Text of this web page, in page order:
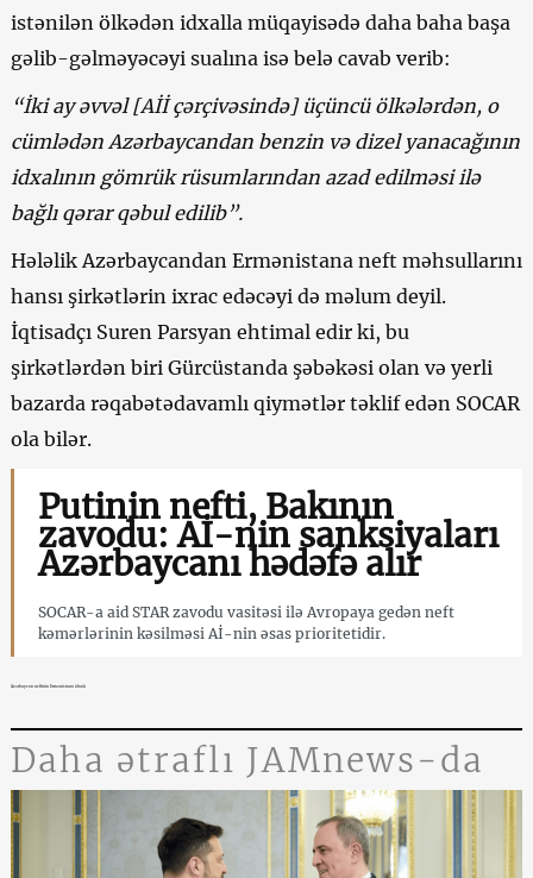
istənilən ölkədən idxalla müqayisədə daha baha başa
gəlib-gəlməyəcəyi sualına isə belə cavab verib:
“İki ay əvvəl [Aİİ çərçivəsində] üçüncü ölkələrdən, o
cümlədən Azərbaycandan benzin və dizel yanacağının
idxalının gömrük rüsumlarından azad edilməsi ilə
bağlı qərar qəbul edilib”.
Hələlik Azərbaycandan Ermənistana neft məhsullarını
hansı şirkətlərin ixrac edəcəyi də məlum deyil.
İqtisadçı Suren Parsyan ehtimal edir ki, bu
şirkətlərdən biri Gürcüstanda şəbəkəsi olan və yerli
bazarda rəqabətədavamlı qiymətlər təklif edən SOCAR
ola bilər.
Putinin nefti, Bakının
zavodu: Aİ-nin sanksiyaları
Azərbaycanı hədəfə alır
SOCAR-a aid STAR zavodu vasitəsi ilə Avropaya gedən neft
kəmərlərinin kəsilməsi Aİ-nin əsas prioritetidir.
Azərbaycan neftinin Ermənistana idxalı
Daha ətraflı JAMnews-da